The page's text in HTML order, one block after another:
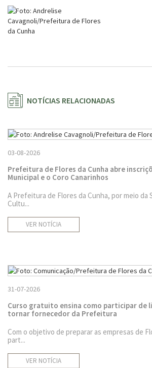
NOTÍCIAS RELACIONADAS
03-08-2026
Prefeitura de Flores da Cunha abre
Municipal e o Coro Canarinhos
A Prefeitura de Flores da Cunha, por meio da
Cultu...
VER NOTÍCIA
31-07-2026
Curso gratuito ensina como participar de
tornar fornecedor da Prefeitura
Com o objetivo de preparar as empresas de
part...
VER NOTÍCIA